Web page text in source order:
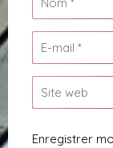
Enregistrer